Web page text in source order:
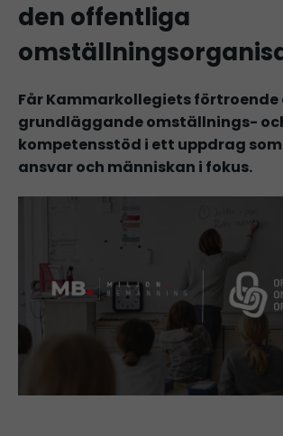
den offentliga
Får Kammarkollegiets
grundläggande omställnings-
kompetensstöd i ett uppdrag
ansvar och människan i fokus.